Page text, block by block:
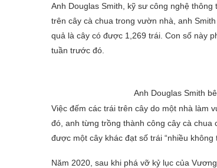
Anh Douglas Smith, kỹ sư công nghệ
trên cây cà chua trong vườn nhà, anh
quả là cây có được 1,269 trái. Con số này
tuần trước đó.
Anh Douglas Smith
Việc đếm các trái trên cây do một nhà làm
đó, anh từng trồng thành công cây cà
được một cây khác đạt số trái “nhiều không
Năm 2020, sau khi phá vỡ kỷ lục của